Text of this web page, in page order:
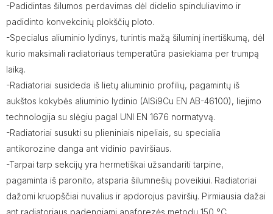
-Padidintas šilumos perdavimas dėl didelio spinduliavimo ir
padidinto konvekcinių plokščių ploto.
-Specialus aliuminio lydinys, turintis mažą šiluminį inertiškumą, dėl
kurio maksimali radiatoriaus temperatūra pasiekiama per trumpą
laiką.
-Radiatoriai susideda iš lietų aliuminio profilių, pagamintų iš
aukštos kokybės aliuminio lydinio (AlSi9Cu EN AB-46100), liejimo
technologija su slėgiu pagal UNI EN 1676 normatyvą.
-Radiatoriai susukti su plieniniais nipeliais, su specialia
antikorozine danga ant vidinio paviršiaus.
-Tarpai tarp sekcijų yra hermetiškai užsandariti tarpine,
pagaminta iš paronito, atsparia šilumnešių poveikiui. Radiatoriai
dažomi kruopščiai nuvalius ir apdorojus paviršių. Pirmiausia dažai
ant radiatoriaus padengiami anaforezės metodu 150 °C